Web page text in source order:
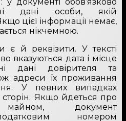
дані особи, якій
цієї інформації немає,
нікчемною.
й реквізити. У тексті
вказуються дата і місце
дані довірителя та
адреси їх проживання
У певних випадках
Якщо йдеться про
майном, документ
номером